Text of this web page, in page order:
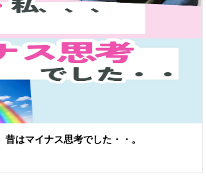
昔はマイナス思考でした・・。